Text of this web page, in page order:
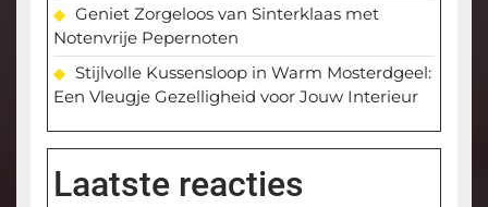
Geniet Zorgeloos van Sinterklaas met
Notenvrije Pepernoten
Stijlvolle Kussensloop in Warm Mosterdgeel:
Een Vleugje Gezelligheid voor Jouw Interieur
Laatste reacties